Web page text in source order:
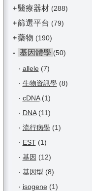
+醫療器材 (288)
+篩選平台 (79)
+藥物 (190)
- 基因體學 (50)
‧ allele(7)
‧ 生物資訊學(8)
‧ cDNA(1)
‧ DNA(11)
‧ 流行病學(1)
‧ EST(1)
‧ 基因 (12)
‧ 基因型 (8)
‧ isogene(1)